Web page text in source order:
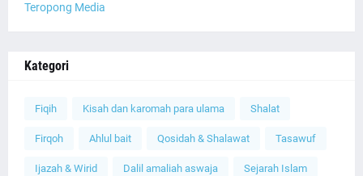
Teropong Media
Kategori
Fiqih Kisah dan karomah para ulama Shalat
Firqoh Ahlul bait Qosidah & Shalawat Tasawuf
Ijazah & Wirid Dalil amaliah aswaja Sejarah Islam